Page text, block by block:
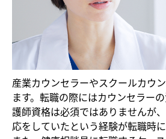
産業カウンセラーやスクールカウ
ます。転職の際にはカウンセラー
護師資格は必須ではありませんが
応をしていたという経験が転職時に